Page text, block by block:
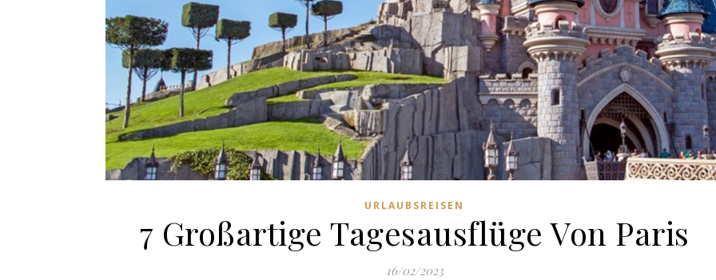
URLAUBSREISEN
7 Großartige Tagesausflüge Von Paris
16/02/2023